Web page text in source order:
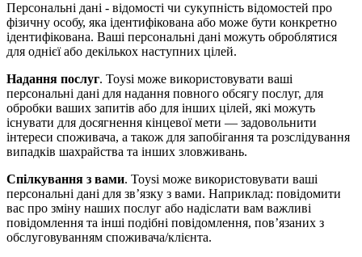
Персональні дані - відомості чи сукупність відомостей про
фізичну особу, яка ідентифікована або може бути конкретно
ідентифікована. Ваші персональні дані можуть оброблятися
для однієї або декількох наступних цілей.
Надання послуг. Toysi може використовувати ваші
персональні дані для надання повного обсягу послуг, для
обробки ваших запитів або для інших цілей, які можуть
існувати для досягнення кінцевої мети — задовольнити
інтереси споживача, а також для запобігання та розслідування
випадків шахрайства та інших зловживань.
Спілкування з вами. Toysi може використовувати ваші
персональні дані для зв’язку з вами. Наприклад: повідомити
вас про зміну наших послуг або надіслати вам важливі
повідомлення та інші подібні повідомлення, пов’язаних з
обслуговуванням споживача/клієнта.